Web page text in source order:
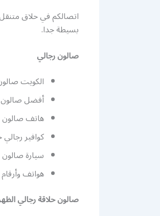
اتصالكم في حلاق
بسيطة جدا.
صالون رجالي
الكويت
أفضل
هاتف صالون
كوافير
سيارة
هواتف
صالون حلاقة رجالي